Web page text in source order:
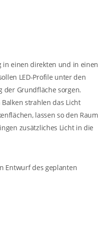
in einen direkten und in einen
LED-Profile unter den
der Grundfläche sorgen.
strahlen das Licht
lassen so den Raum
zusätzliches Licht in die
Entwurf des geplanten